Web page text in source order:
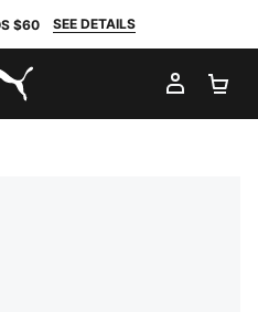
$60 SEE DETAILS
MI